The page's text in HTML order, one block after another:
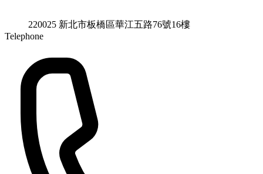
220025 新北市板橋區華江五路76號16樓
Telephone